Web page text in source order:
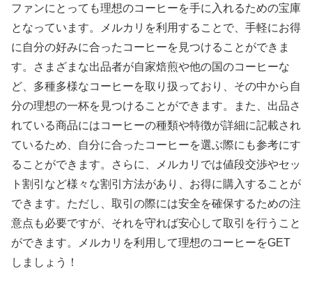
ファンにとっても理想のコーヒーを手に入れるための宝庫
となっています。メルカリを利用することで、手軽にお得
に自分の好みに合ったコーヒーを見つけることができま
す。さまざまな出品者が自家焙煎や他の国のコーヒーな
ど、多種多様なコーヒーを取り扱っており、その中から自
分の理想の一杯を見つけることができます。また、出品さ
れている商品にはコーヒーの種類や特徴が詳細に記載され
ているため、自分に合ったコーヒーを選ぶ際にも参考にす
ることができます。さらに、メルカリでは値段交渉やセッ
ト割引など様々な割引方法があり、お得に購入することが
できます。ただし、取引の際には安全を確保するための注
意点も必要ですが、それを守れば安心して取引を行うこと
ができます。メルカリを利用して理想のコーヒーをGET
しましょう！